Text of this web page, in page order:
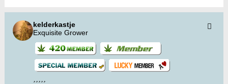
kelderkastje
Exquisite Grower